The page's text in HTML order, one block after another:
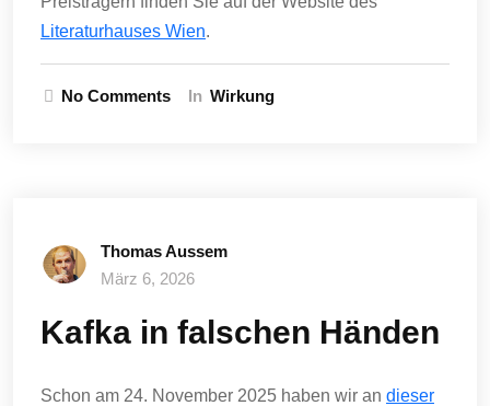
Literaturhauses Wien.
No Comments In Wirkung
Thomas Aussem
März 6, 2026
Kafka in falschen Händen
Schon am 24. November 2025 haben wir an dieser